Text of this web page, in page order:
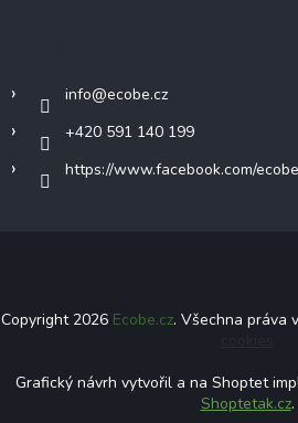
info@ecobe.cz
+420 591 140 199
https://www.facebook.com/
Copyright 2026 Ecobe.cz. Všechna práva
Grafický návrh vytvořil a na Shoptet
Shoptetak.cz.